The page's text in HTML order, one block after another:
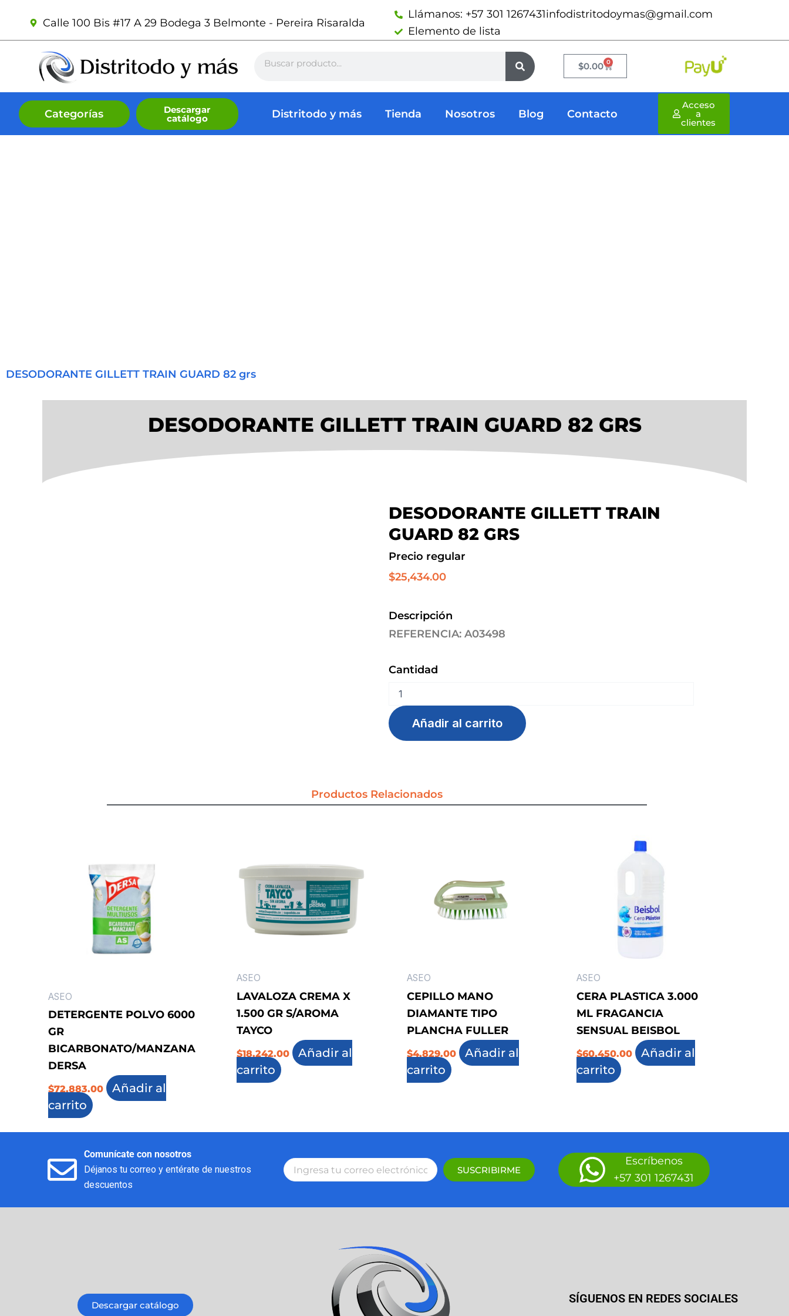
contenido
Calle 100 Bis #17 A 29 Bodega 3 Belmonte - Pereira Risaralda
Llámanos: +57 301 1267431infodistritodoymas@gmail.com
Elemento de lista
$0.00 0
Cart
Categorías Descargar
catálogo Distritodo y más Tienda Nosotros Blog Contacto
Acceso
a
clientes
DESODORANTE GILLETT TRAIN GUARD 82 grs
DESODORANTE GILLETT TRAIN GUARD 82 GRS
DESODORANTE GILLETT TRAIN
GUARD 82 GRS
Precio regular
$25,434.00
Descripción
REFERENCIA: A03498
Cantidad
GILLETT
TRAIN
GUARD
82
Añadir al carrito
Productos Relacionados
ASEO
DETERGENTE POLVO 6000
GR
BICARBONATO/MANZANA
DERSA
$72,883.00
Añadir al
carrito
ASEO
LAVALOZA CREMA X
1.500 GR S/AROMA
TAYCO
$18,242.00
Añadir al
carrito
ASEO
CEPILLO MANO
DIAMANTE TIPO
PLANCHA FULLER
$4,829.00
Añadir al
carrito
ASEO
CERA PLASTICA 3.000
ML FRAGANCIA
SENSUAL BEISBOL
$60,450.00
Añadir al
carrito
Comunícate con nosotros
Déjanos tu correo y entérate de nuestros
descuentos
SUSCRIBIRME
Escríbenos
+57 301 1267431
Descargar catálogo SÍGUENOS EN REDES SOCIALES